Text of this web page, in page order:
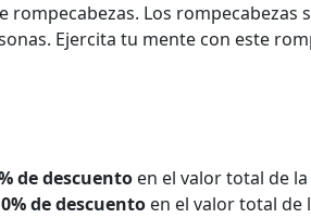
Los
Ejercita tu mente con este
de descuento en el valor total de
de descuento en el valor total de